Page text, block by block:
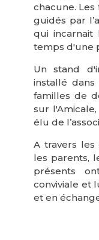
chacune.
guidés par
qui
temps d'une
Un stand
installé
familles de
sur
élu de
A travers les
les parents,
présents
conviviale et
et en